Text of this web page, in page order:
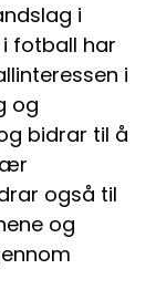
i
fotball har
i
og
bidrar til å
også til
og